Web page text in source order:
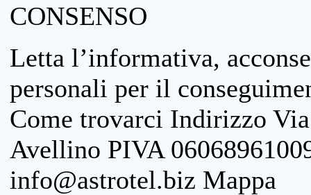
CONSENSO
Letta l’informativa,
personali per il
Come trovarci Indirizzo
Avellino PIVA
info@astrotel.biz Mappa